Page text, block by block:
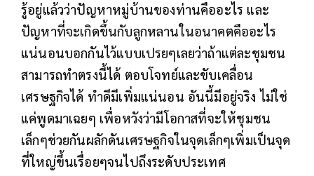
รู้อยู่แล้วว่าปัญหาหมู่บ้านของท่านคืออะไร และ
ปัญหาที่จะเกิดขึ้นกับลูกหลานในอนาคตคืออะไร
แน่นอนบอกกันไว้แบบเปรยๆเลยว่าถ้าแต่ละชุมชน
สามารถทำตรงนี้ได้ ตอบโจทย์และขับเคลื่อน
เศรษฐกิจได้ ทำดีมีเพิ่มแน่นอน อันนี้มีอยู่จริง ไม่ใช่
แค่พูดมาเฉยๆ เพื่อหวังว่ามีโอกาสที่จะให้ชุมชน
เล็กๆช่วยกันผลักดันเศรษฐกิจในจุดเล็กๆเพิ่มเป็นจุด
ที่ใหญ่ขึ้นเรื่อยๆจนไปถึงระดับประเทศ